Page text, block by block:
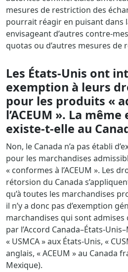
mesures de restriction des
pourrait réagir en puisant dans
envisageant d’autres contre-
quotas ou d’autres mesures de
Les États-Unis ont
exemption à leurs
pour les produits «
l’ACEUM ». La
existe-t-elle au
Non, le Canada n’a pas établi
pour les marchandises
« conformes à l’ACEUM ». Les
rétorsion du Canada
qu’à toutes les marchandises
il n’y a donc pas d’exemption
marchandises qui sont
par l’Accord Canada–États-
« USMCA » aux États-Unis, «
anglais, « ACEUM » au Canada
Mexique).